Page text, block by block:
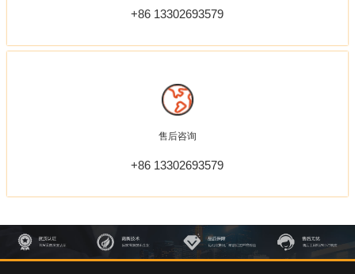
+86 13302693579
售后咨询
+86 13302693579